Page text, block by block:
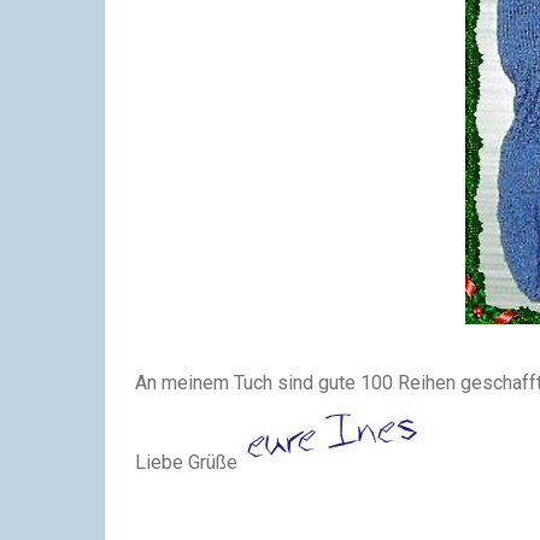
An meinem Tuch sind gute 100 Reihen
Liebe Grüße